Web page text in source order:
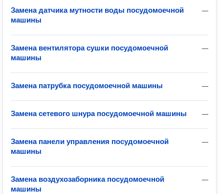
—
Замена датчика мутности воды посудомоечной
машины
—
Замена вентилятора сушки посудомоечной
машины
—
Замена патрубка посудомоечной машины
—
Замена сетевого шнура посудомоечной машины
—
Замена панели управления посудомоечной
машины
—
Замена воздухозаборника посудомоечной
машины